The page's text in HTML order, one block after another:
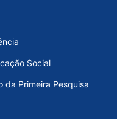
Social
da Primeira Pesquisa